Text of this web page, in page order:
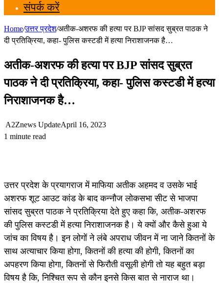
संपर्क करें
Home/उत्तर प्रदेश/अतीक-अशरफ की हत्या पर BJP सांसद सुब्रत पाठक ने
दी प्रतिक्रिया, कहा- पुलिस कस्टडी में हत्या निराशाजनक है…
अतीक-अशरफ की हत्या पर BJP सांसद सुब्रत
पाठक ने दी प्रतिक्रिया, कहा- पुलिस कस्टडी में हत्या
निराशाजनक है…
A2Znews UpdateApril 16, 2023
1 minute read
उत्तर प्रदेश के प्रयागराज में माफिया अतीक अहमद व उसके भाई
अशरफ शूट आउट कांड के बाद कन्नौज लोकसभा सीट से भाजपा
सांसद सुब्रत पाठक ने प्रतिक्रिया देते हुए कहा कि, अतीक-अशरफ
की पुलिस कस्टडी में हत्या निराशाजनक है। ये क्यों और कैसे हुआ ये
जांच का विषय है। इन लोगों ने लंबे अपराध जीवन में ना जाने कितनों के
साथ अत्याचार किया होगा, कितनों की हत्या की होगी, कितनों का
अपहरण किया होगा, कितनों से फिरौती वसूली होगी तो यह बहुत बड़ा
विषय है कि, निश्चित रूप से कौन इनसे किस बात से नाराज था।